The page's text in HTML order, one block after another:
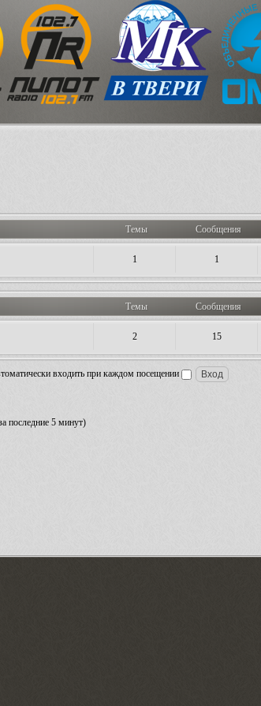
Темы Сообщения
1 1
Темы Сообщения
2 15
входить при каждом посещении
последние 5 минут)